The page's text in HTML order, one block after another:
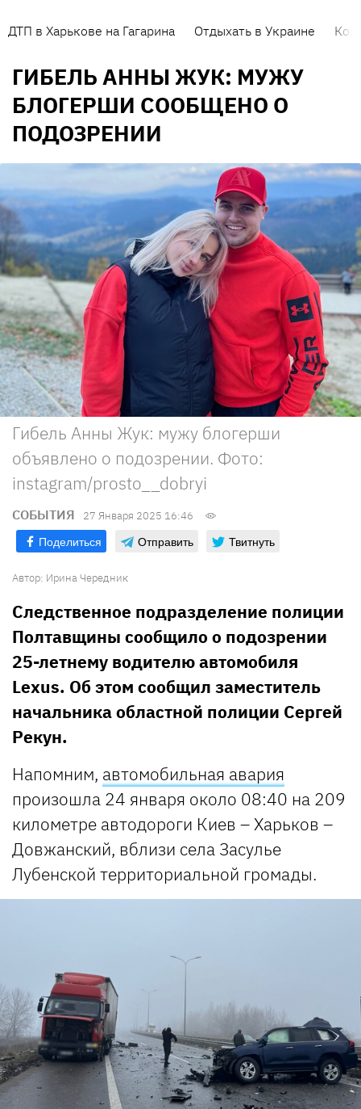
ДТП в Харькове на Гагарина Отдыхать в Украине
ГИБЕЛЬ АННЫ ЖУК: МУЖУ
БЛОГЕРШИ СООБЩЕНО О
ПОДОЗРЕНИИ
Гибель Анны Жук: мужу блогерши
объявлено о подозрении. Фото:
instagram/prosto__dobryi
СОБЫТИЯ 27 Января 2025 16:46
Поделиться Отправить Твитнуть
Автор: Ирина Чередник
Следственное подразделение полиции
Полтавщины сообщило о подозрении
25-летнему водителю автомобиля
Lexus. Об этом сообщил заместитель
начальника областной полиции Сергей
Рекун.
Напомним, автомобильная авария
произошла 24 января около 08:40 на 209
километре автодороги Киев – Харьков –
Довжанский, вблизи села Засулье
Лубенской территориальной громады.